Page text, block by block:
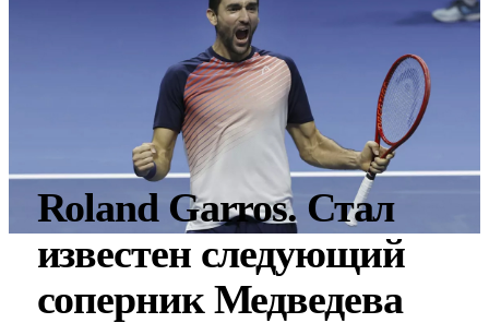
Roland Garros. Стал
известен следующий
соперник Медведева